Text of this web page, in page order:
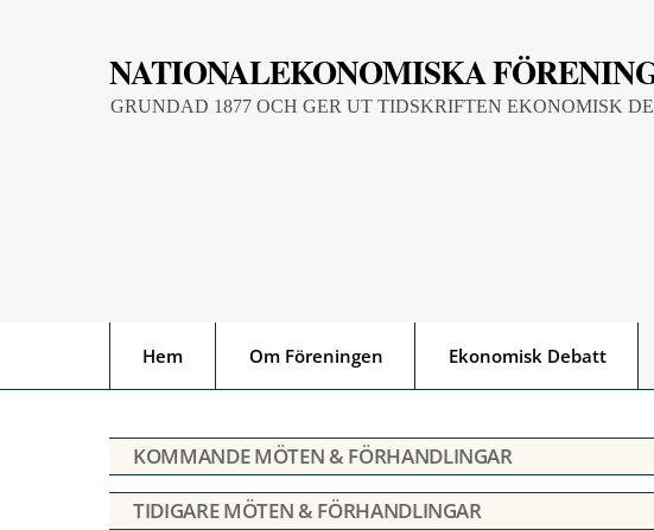
NATIONALEKONOMISKA
GRUNDAD 1877 OCH GER UT TIDSKRIFTEN EKONOMISK
Hem Om Föreningen Ekonomisk Debatt
KOMMANDE MÖTEN & FÖRHANDLINGAR
TIDIGARE MÖTEN & FÖRHANDLINGAR